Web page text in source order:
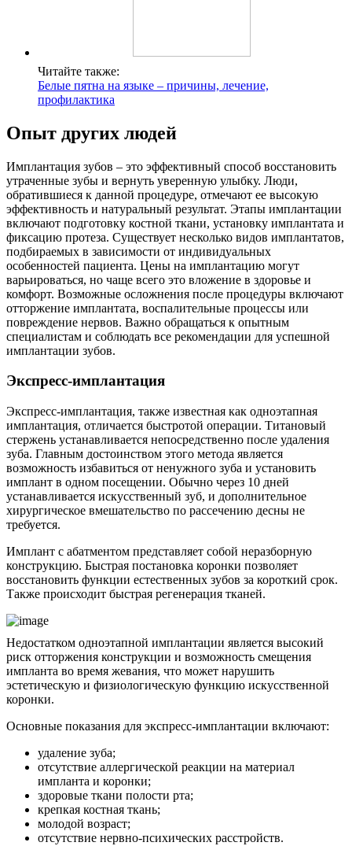
Читайте также:
Белые пятна на языке – причины, лечение,
профилактика
Опыт других людей
Имплантация зубов – это эффективный способ восстановить
утраченные зубы и вернуть уверенную улыбку. Люди,
обратившиеся к данной процедуре, отмечают ее высокую
эффективность и натуральный результат. Этапы имплантации
включают подготовку костной ткани, установку имплантата и
фиксацию протеза. Существует несколько видов имплантатов,
подбираемых в зависимости от индивидуальных
особенностей пациента. Цены на имплантацию могут
варьироваться, но чаще всего это вложение в здоровье и
комфорт. Возможные осложнения после процедуры включают
отторжение имплантата, воспалительные процессы или
повреждение нервов. Важно обращаться к опытным
специалистам и соблюдать все рекомендации для успешной
имплантации зубов.
Экспресс-имплантация
Экспресс-имплантация, также известная как одноэтапная
имплантация, отличается быстротой операции. Титановый
стержень устанавливается непосредственно после удаления
зуба. Главным достоинством этого метода является
возможность избавиться от ненужного зуба и установить
имплант в одном посещении. Обычно через 10 дней
устанавливается искусственный зуб, и дополнительное
хирургическое вмешательство по рассечению десны не
требуется.
Имплант с абатментом представляет собой неразборную
конструкцию. Быстрая постановка коронки позволяет
восстановить функции естественных зубов за короткий срок.
Также происходит быстрая регенерация тканей.
Недостатком одноэтапной имплантации является высокий
риск отторжения конструкции и возможность смещения
импланта во время жевания, что может нарушить
эстетическую и физиологическую функцию искусственной
коронки.
Основные показания для экспресс-имплантации включают:
удаление зуба;
отсутствие аллергической реакции на материал
импланта и коронки;
здоровые ткани полости рта;
крепкая костная ткань;
молодой возраст;
отсутствие нервно-психических расстройств.